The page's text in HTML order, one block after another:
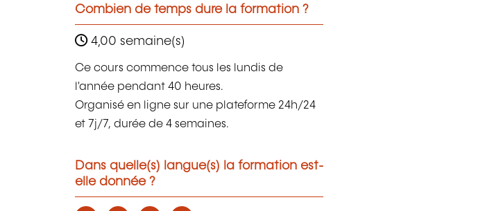
Combien de temps dure la formation ?
4,00 semaine(s)
Ce cours commence tous les lundis de
l'année pendant 40 heures.
Organisé en ligne sur une plateforme 24h/24
et 7j/7, durée de 4 semaines.
Dans quelle(s) langue(s) la formation est-
elle donnée ?